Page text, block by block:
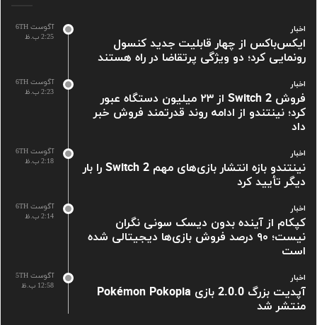
آگوست 6TH
2:25 ب.ظ
اخبار
ایکس‌باکس از چهار قابلیت جدید کنسول
رونمایی کرد؛ دو ویژگی پرتقاضا در راه هستند
آگوست 6TH
2:23 ب.ظ
اخبار
فروش Switch 2 از ۲۳ میلیون دستگاه عبور
کرد؛ نینتندو از ادامه روند قدرتمند فروش خبر
داد
آگوست 6TH
2:18 ب.ظ
اخبار
نینتندو بازه انتشار بازی‌های مهم Switch 2 را بار
دیگر تأیید کرد
آگوست 6TH
2:14 ب.ظ
اخبار
کپکام از آینده بدون دیسک سونی نگران
نیست؛ ۹۰ درصد فروش بازی‌ها دیجیتالی شده
است
آگوست 5TH
12:58 ب.ظ
اخبار
آپدیت بزرگ 2.0.0 بازی Pokémon Pokopia
منتشر شد